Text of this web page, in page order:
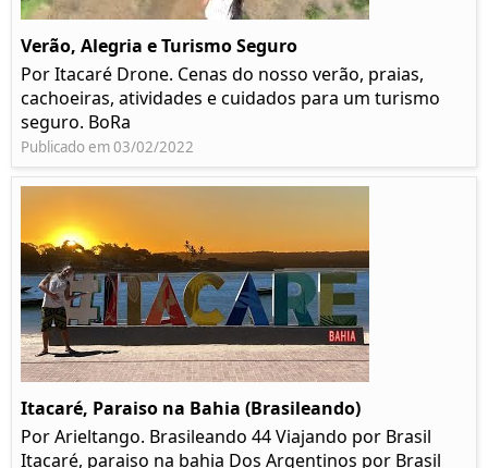
Verão, Alegria e Turismo Seguro
Por Itacaré Drone. Cenas do nosso verão, praias,
cachoeiras, atividades e cuidados para um turismo
seguro. BoRa
Publicado em 03/02/2022
Itacaré, Paraiso na Bahia (Brasileando)
Por Arieltango. Brasileando 44 Viajando por Brasil
Itacaré, paraiso na bahia Dos Argentinos por Brasil